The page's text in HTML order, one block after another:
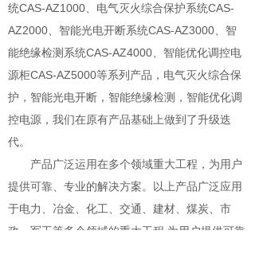
统CAS-AZ1000、电气灭火综合保护系统CAS-
AZ2000、智能光电开断系统CAS-AZ3000、智
能绝缘检测系统CAS-AZ4000、智能优化调控电
源柜CAS-AZ5000等系列产品，电气灭火综合保
护，智能光电开断，智能绝缘检测，智能优化调
控电源，我们在原有产品基础上做到了升级迭
代。
产品广泛运用在多个领域重大工程，为用户
提供可靠、专业的解决方案。以上产品广泛应用
于电力、冶金、化工、交通、建材、煤炭、市
政、军工等多个领域的重大工程,为用户提供可靠